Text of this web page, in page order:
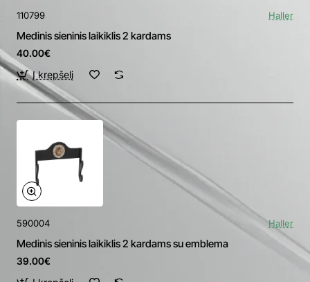
110799 Haller
Medinis sieninis laikiklis 2 kardams
40.00€
Į krepšelį
590004 Haller
Medinis sieninis laikiklis 2 kardams su emblema
39.00€